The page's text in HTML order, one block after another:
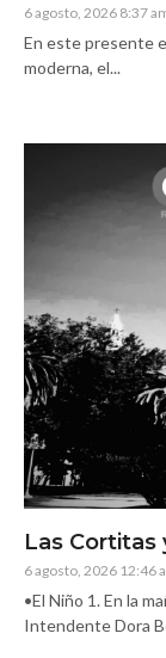
6 agosto, 2026 8:37
En este presente
moderna, el...
Las Cortitas
6 agosto, 2026 12:46
•El Niño 1. En la
Intendente Dora